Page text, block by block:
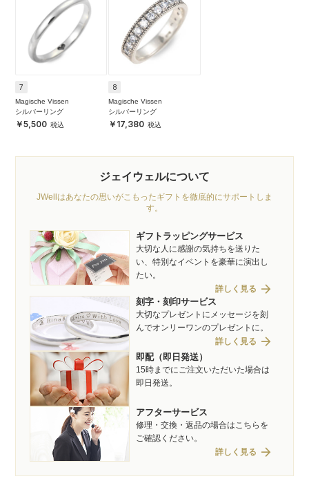
7
Magische Vissen
シルバーリング
5,500
8
Magische Vissen
シルバーリング
17,380
ジェイウェルについて
JWellはあなたの思いがこもったギフトを徹底的にサポートしま
す。
ギフトラッピングサービス
大切な人に感謝の気持ちを送りた
い、特別なイベントを豪華に演出し
たい。
詳しく見る arrow_forward
刻字・刻印サービス
大切なプレゼントにメッセージを刻
んでオンリーワンのプレゼントに。
詳しく見る arrow_forward
即配（即日発送）
15時までにご注文いただいた場合は
即日発送。
アフターサービス
修理・交換・返品の場合はこちらを
ご確認ください。
詳しく見る arrow_forward